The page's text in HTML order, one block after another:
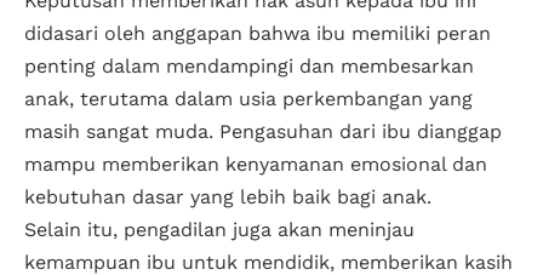
didasari oleh anggapan bahwa ibu memiliki peran
penting dalam mendampingi dan membesarkan
anak, terutama dalam usia perkembangan yang
masih sangat muda. Pengasuhan dari ibu dianggap
mampu memberikan kenyamanan emosional dan
kebutuhan dasar yang lebih baik bagi anak.
Selain itu, pengadilan juga akan meninjau
kemampuan ibu untuk mendidik, memberikan kasih